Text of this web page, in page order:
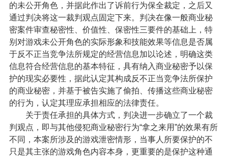
的未公开角色，并据此作出了诉前行为保全裁定，之后又
通过判决将这一裁判观点固定下来。判决在像一般商业秘
密案件审查秘密性、价值性、保密性三要件的基础上，特
别对游戏未公开角色的实际形象和技能效果等信息是否属
于反不正当竞争法所规定的经营信息加以论述，明确这类
信息符合经营信息的基本特征，具有纳入商业秘密予以保
护的现实必要性，据此认定其构成反不正当竞争法所保护
的商业秘密，并基于被告实施了偷拍、传播这些商业秘密
的行为，认定其理应承担相应的法律责任。
关于责任承担的具体方式，判决进一步确立了一个裁
判观点，即与其他侵犯商业秘密行为“拿之来用”的效果有所
不同，本案所涉及的游戏泄密情形，当事人所要保护的不
只是其主张的游戏角色内容本身，更重要的是保护这种通